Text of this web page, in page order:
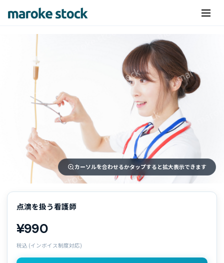
カーソルを合わせるかタップすると拡大表示できます
点滴を扱う看護師
¥990
税込 (インボイス制度対応)